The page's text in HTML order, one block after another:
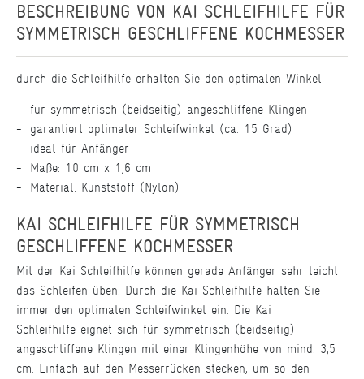
BESCHREIBUNG VON KAI SCHLEIFHILFE FÜR
SYMMETRISCH GESCHLIFFENE KOCHMESSER
durch die Schleifhilfe erhalten Sie den optimalen Winkel
für symmetrisch (beidseitig) angeschliffene Klingen
garantiert optimaler Schleifwinkel (ca. 15 Grad)
ideal für Anfänger
Maße: 10 cm x 1,6 cm
Material: Kunststoff (Nylon)
KAI SCHLEIFHILFE FÜR SYMMETRISCH
GESCHLIFFENE KOCHMESSER
Mit der Kai Schleifhilfe können gerade Anfänger sehr leicht
das Schleifen üben. Durch die Kai Schleifhilfe halten Sie
immer den optimalen Schleifwinkel ein. Die Kai
Schleifhilfe eignet sich für symmetrisch (beidseitig)
angeschliffene Klingen mit einer Klingenhöhe von mind. 3,5
cm. Einfach auf den Messerrücken stecken, um so den